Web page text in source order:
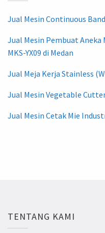
Jual Mesin Continuous
Jual Mesin Pembuat Aneka
MKS-YX09 di Medan
Jual Meja Kerja Stainless
Jual Mesin Vegetable
Jual Mesin Cetak Mie
TENTANG KAMI